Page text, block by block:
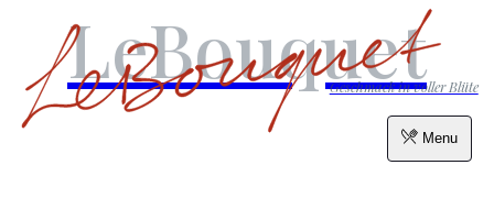
Menu
LeBouquet
Geschmack in voller Blüte